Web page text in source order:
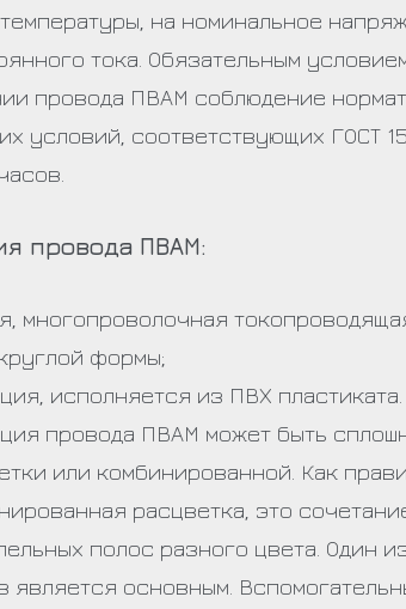
на номинальное
тока. Обязательным
провода ПВАМ соблюдение
условий, соответствующих ГОСТ
провода ПВАМ:
многопроволочная
формы;
исполняется из ПВХ пластиката.
провода ПВАМ может быть
или комбинированной. Как
расцветка, это
полос разного цвета. Один
является основным.